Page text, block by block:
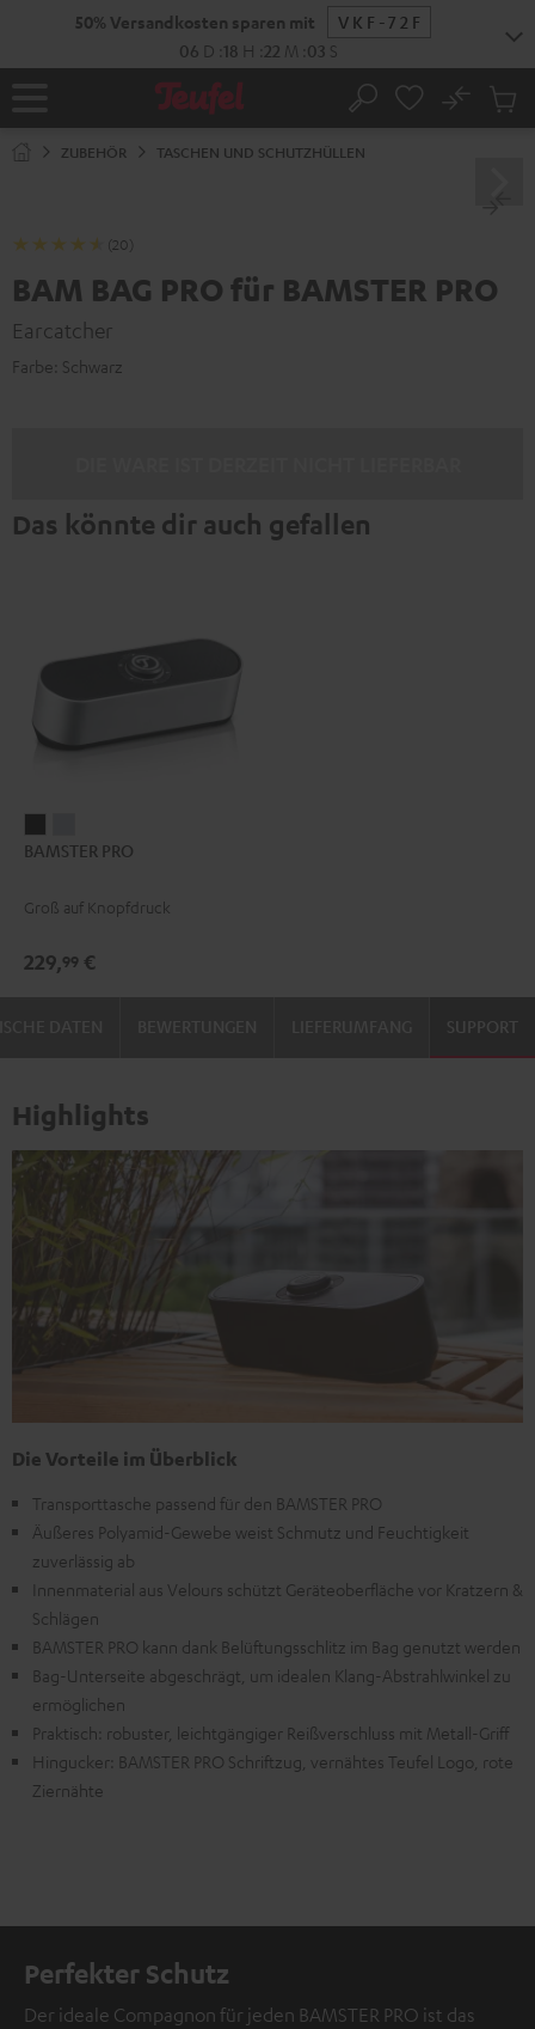
50% Versandkosten sparen mit
VKF-72F
06 D 18 H 22 M 02 S
Startseite Suche
No
ZUBEHÖR TASCHEN UND SCHUTZHÜLLEN
(20)
BAM BAG PRO für BAMSTER PRO
Earcatcher
Farbe: Schwarz
Das könnte dir auch gefallen
PROPRO
BAMSTER PRO
Groß auf Knopfdruck
229,99 €
SUPPORT
Highlights
Die Vorteile im Überblick
Transporttasche passend für den BAMSTER PRO
Äußeres Polyamid-Gewebe weist Schmutz und Feuchtigkeit
zuverlässig ab
Innenmaterial aus Velours schützt Geräteoberfläche vor Kratzern &
Schlägen
BAMSTER PRO kann dank Belüftungsschlitz im Bag genutzt werden
Bag-Unterseite abgeschrägt, um idealen Klang-Abstrahlwinkel zu
ermöglichen
Praktisch: robuster, leichtgängiger Reißverschluss mit Metall-Griff
Hingucker: BAMSTER PRO Schriftzug, vernähtes Teufel Logo, rote
Ziernähte
Perfekter Schutz
Der ideale Compagnon für jeden BAMSTER PRO ist das